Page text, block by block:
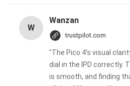
W
Wanzan
trustpilot.com
"The Pico 4's visual
dial in the IPD correctly.
is smooth, and finding